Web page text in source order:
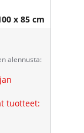
x 85 cm
alennusta:
tuotteet: